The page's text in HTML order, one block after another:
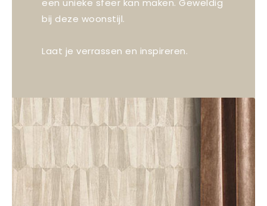
een unieke sfeer kan maken. Geweldig
bij deze woonstijl.
Laat je verrassen en inspireren.